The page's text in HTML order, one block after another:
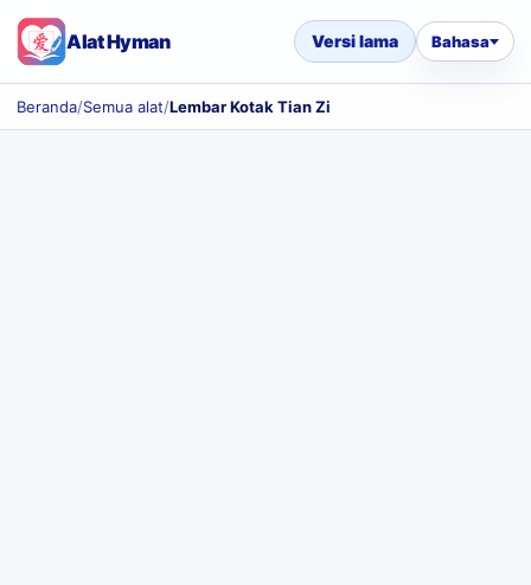
Alat Hyman Versi lama Bahasa
Beranda/Semua alat/Lembar Kotak Tian Zi